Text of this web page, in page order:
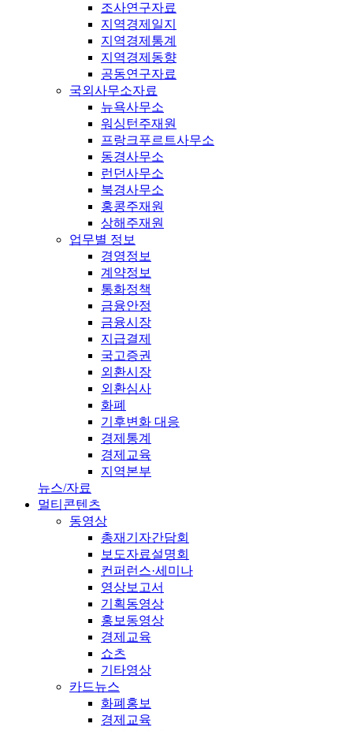
조사연구자료
지역경제일지
지역경제통계
지역경제동향
공동연구자료
국외사무소자료
뉴욕사무소
워싱턴주재원
프랑크푸르트사무소
동경사무소
런던사무소
북경사무소
홍콩주재원
상해주재원
업무별 정보
경영정보
계약정보
통화정책
금융안정
금융시장
지급결제
국고증권
외환시장
외환심사
화폐
기후변화 대응
경제통계
경제교육
지역본부
뉴스/자료
멀티콘텐츠
동영상
총재기자간담회
보도자료설명회
컨퍼런스·세미나
영상보고서
기획동영상
홍보동영상
경제교육
쇼츠
기타영상
카드뉴스
화폐홍보
경제교육